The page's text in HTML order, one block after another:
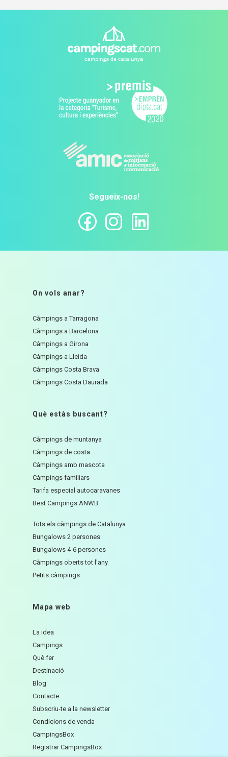
Segueix-nos!
On vols anar?
Càmpings a Tarragona
Càmpings a Barcelona
Càmpings a Girona
Càmpings a Lleida
Càmpings Costa Brava
Càmpings Costa Daurada
Què estàs buscant?
Càmpings de muntanya
Càmpings de costa
Càmpings amb mascota
Càmpings familiars
Tarifa especial autocaravanes
Best Campings ANWB
Tots els càmpings de Catalunya
Bungalows 2 persones
Bungalows 4-6 persones
Càmpings oberts tot l'any
Petits càmpings
Mapa web
La idea
Campings
Què fer
Destinació
Blog
Contacte
Subscriu-te a la newsletter
Condicions de venda
CampingsBox
Registrar CampingsBox